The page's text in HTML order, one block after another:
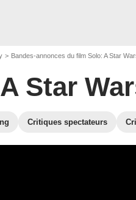
Bandes-annonces du film Solo: A Star
Star
Critiques spectateurs